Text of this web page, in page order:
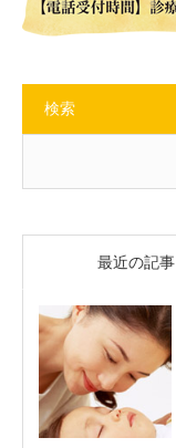
検索
最近の記事